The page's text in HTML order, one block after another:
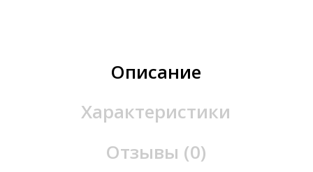
Описание
Характеристики
Отзывы (0)